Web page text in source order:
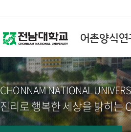
어촌양식연
CHONNAM NATIONAL
진리로 행복한 세상을 밝히는